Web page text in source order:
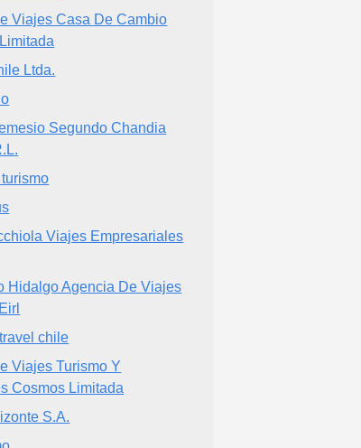
Viajes Casa De Cambio
Ltda.
Segundo Chandia
Viajes Empresariales
Hidalgo Agencia De Viajes
chile
Viajes Turismo Y
Cosmos Limitada
S.A.